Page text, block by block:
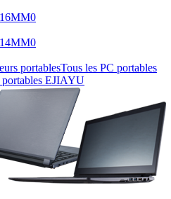
Tous les PC portables
portables EJIAYU